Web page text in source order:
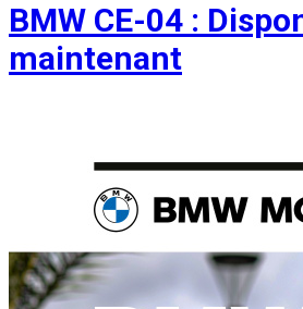
BMW CE-04 :
maintenant